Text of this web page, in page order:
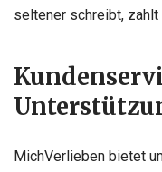
seltener schreibt, zahlt
MichVerlieben bietet